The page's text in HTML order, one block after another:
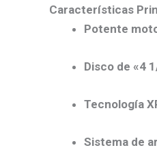
Características
Potente
Disco de «4
Tecnología
Sistema de